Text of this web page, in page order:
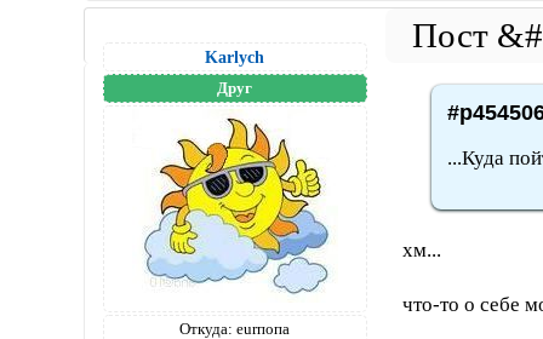
Karlych
Друг
Откуда: eurпопа
...Куда
хм...
что-то о себе